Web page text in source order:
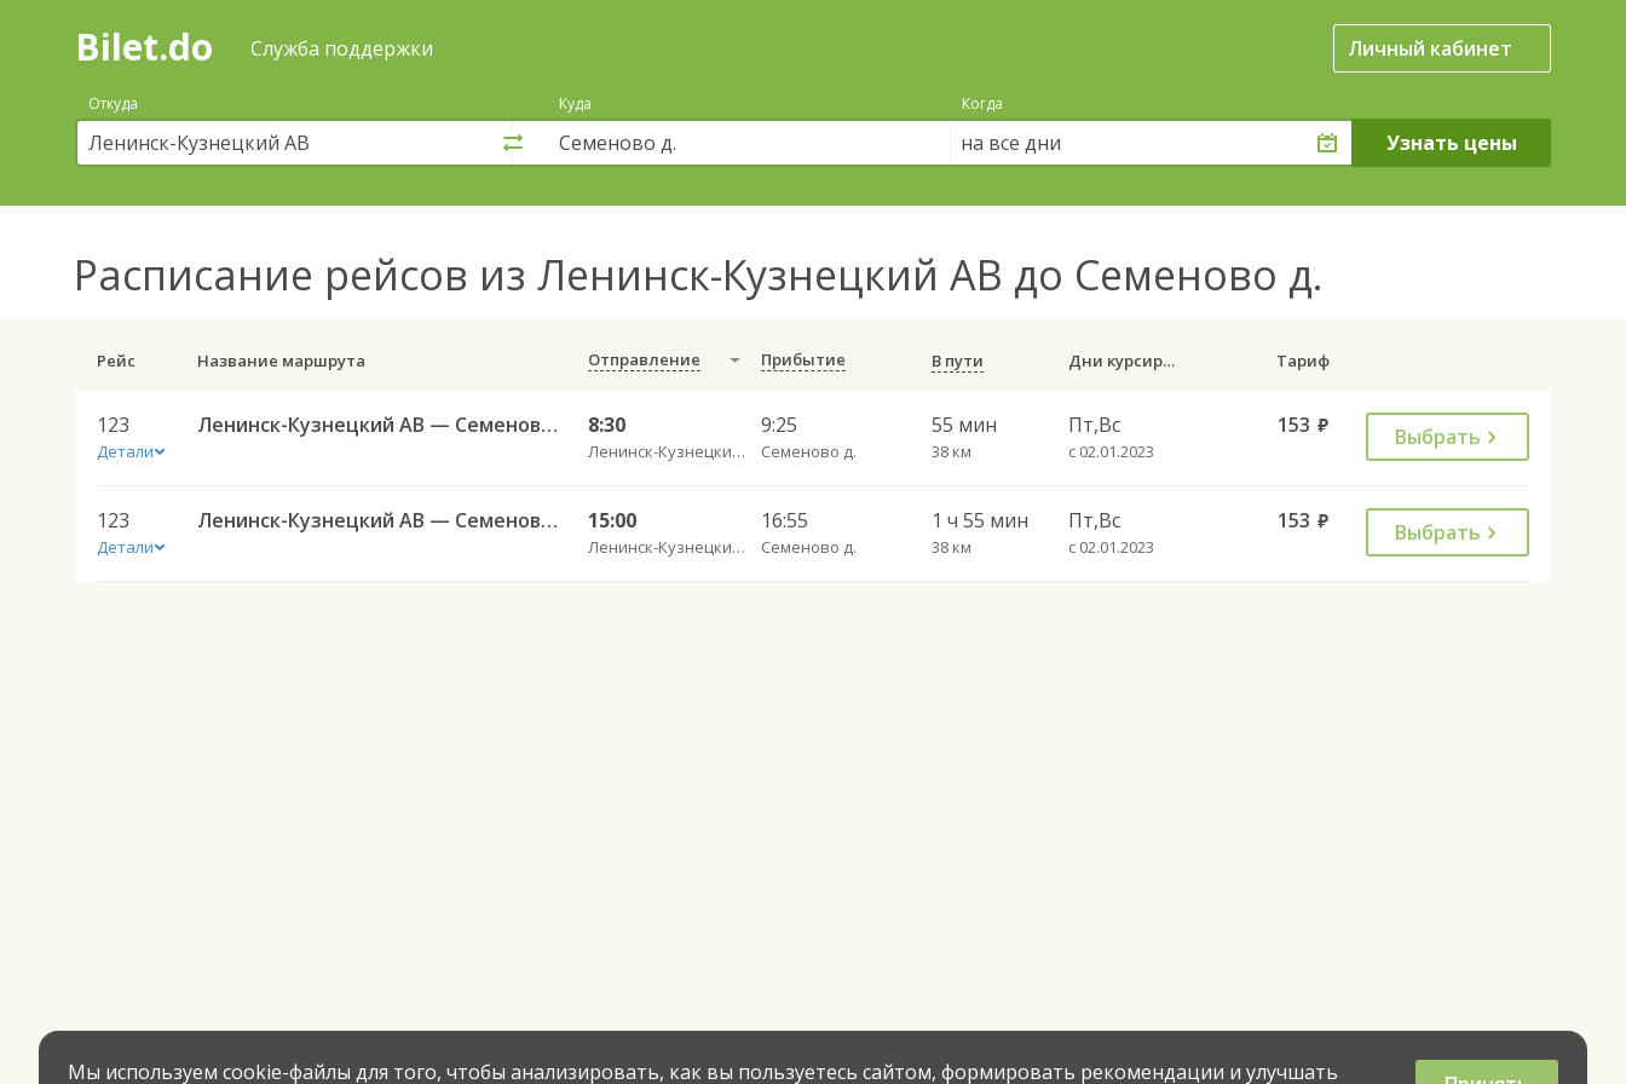
Поиск
покупка
билетов
автобус
онлайн
Bilet.do Служба поддержки Личный кабинет
Откуда Куда Когда
на все дни
Расписание рейсов из Ленинск-Кузнецкий АВ до Семеново д.
Рейс Название маршрута Отправление Прибытие В пути Дни курсирования Тариф
123
Детали
Ленинск-Кузнецкий АВ — Семеново 123 8:30
Ленинск-Кузнецкий АВ
9:25
Семеново д.
55 мин
38 км
Пт,Вс
с 02.01.2023
153 руб. Выбрать
123
Детали
Ленинск-Кузнецкий АВ — Семеново 123 15:00
Ленинск-Кузнецкий АВ
16:55
Семеново д.
1 ч 55 мин
38 км
Пт,Вс
с 02.01.2023
153 руб. Выбрать
Мы используем cookie-файлы для того, чтобы анализировать, как вы пользуетесь сайтом, формировать рекомендации и улучшать